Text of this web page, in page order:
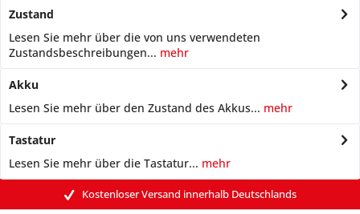
Zustand
Lesen Sie mehr über die von uns verwendeten
Zustandsbeschreibungen... mehr
Akku
Lesen Sie mehr über den Zustand des Akkus... mehr
Tastatur
Lesen Sie mehr über die Tastatur... mehr
Kostenloser Versand innerhalb Deutschlands